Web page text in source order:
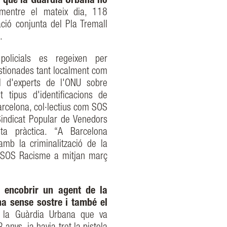
el mateix dia, 118
conjunta del Pla Tremall
es regeixen per
tant localment com
de l'ONU sobre
tipus d'identificacions de
col·lectius com SOS
Popular de Venedors
pràctica. “A Barcelona
la criminalització de la
Racisme a mitjan març
encobrir un agent de la
sense sostre i també el
Guàrdia Urbana que va